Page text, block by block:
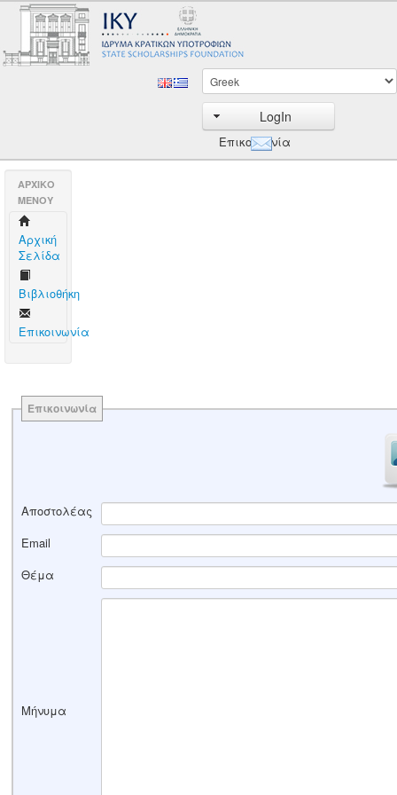
LogIn
Επικοινωνία
AΡΧΙΚΟ
ΜΕΝΟΥ
Aρχική
Σελίδα
Βιβλιοθήκη
Επικοινωνία
Επικοινωνία
Αποστολέας
Email
Θέμα
Μήνυμα